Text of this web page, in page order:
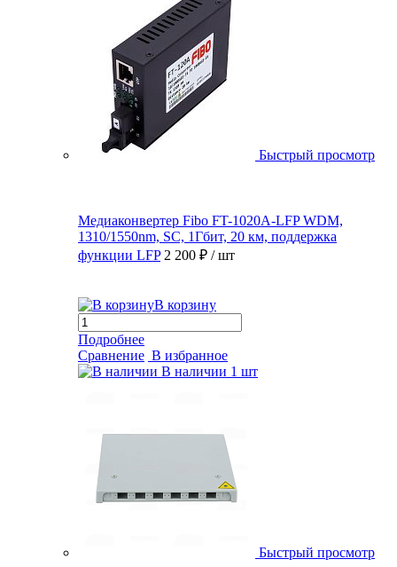
Быстрый просмотр
Медиаконвертер Fibo FT-1020A-LFP WDM,
1310/1550nm, SC, 1Гбит, 20 км, поддержка
функции LFP 2 200 ₽ / шт
В корзину
Подробнее
Сравнение В избранное
В наличии 1 шт
Быстрый просмотр